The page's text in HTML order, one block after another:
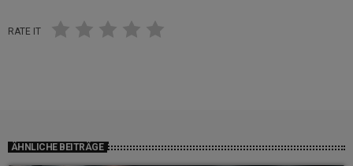
RATE IT
ÄHNLICHE BEITRÄGE